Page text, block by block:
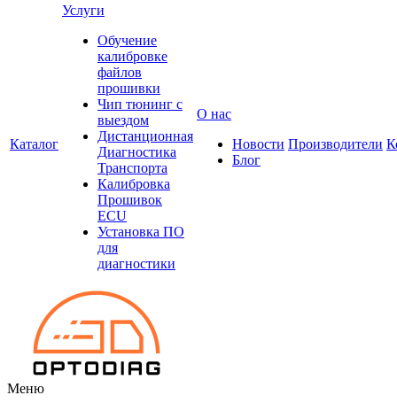
Каталог
Услуги
Обучение
калибровке
файлов
прошивки
Чип тюнинг с
выездом
Дистанционная
Диагностика
Транспорта
Калибровка
Прошивок
ECU
Установка ПО
для
диагностики
О нас
Новости
Блог
Производители
Меню